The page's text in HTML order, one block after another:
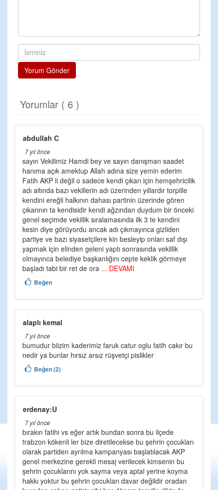
Yorum Gönder
Yorumlar ( 6 )
abdullah C
7 yıl önce
sayın Vekilimiz Hamdi bey ve sayın danışman saadet
hanıma açık amektup Allah adına size yemin ederim
Fatih AKP li değil o sadece kendi çıkarı için hemşehricilik
adı altında bazı vekillerin adı üzerinden yıllardır torpille
kendini ereğli halkının dahası partinin üzerinde gören
çıkarının ta kendisidir kendi ağzından duydum bir önceki
genel seçimde vekillik sıralamasında ilk 3 te kendini
kesin diye görüyordu ancak adı çıkmayınca gizliden
partiye ve bazı siyasetçilere kin besleyip onları saf dışı
yapmak için elinden geleni yaptı sonrasında vekillik
olmayınca belediye başkanlığını cepte keklik görmeye
başladı tabi bir ret de ora ... DEVAMI
Beğen
alaplı kemal
7 yıl önce
bumudur biizim kaderimiz faruk catur oglu fatih cakır bu
nedir ya bunlar hırsız arsız rüşvetçi pislikler
Beğen (2)
erdenay:U
7 yıl önce
bırakın fatihi vs eğer artık bundan sonra bu ilçede
trabzon kökenli ler bize diretilecekse bu şehrin çocukları
olarak partiden ayrılma kampanyası başlatılacak AKP
genel merkezine gerekli mesaj verilecek kimsenin bu
şehrin çocuklarını yok sayma veya aptal yerine koyma
hakkı yoktur bu şehrin çocukları davar değildir oradan